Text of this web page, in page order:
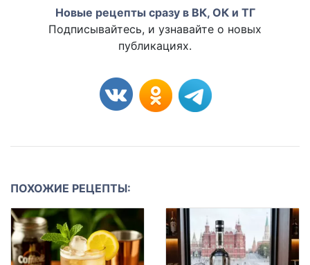
Новые рецепты сразу в ВК, ОК и ТГ
Подписывайтесь, и узнавайте о новых
публикациях.
ПОХОЖИЕ РЕЦЕПТЫ: